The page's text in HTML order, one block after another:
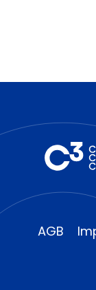
AGB